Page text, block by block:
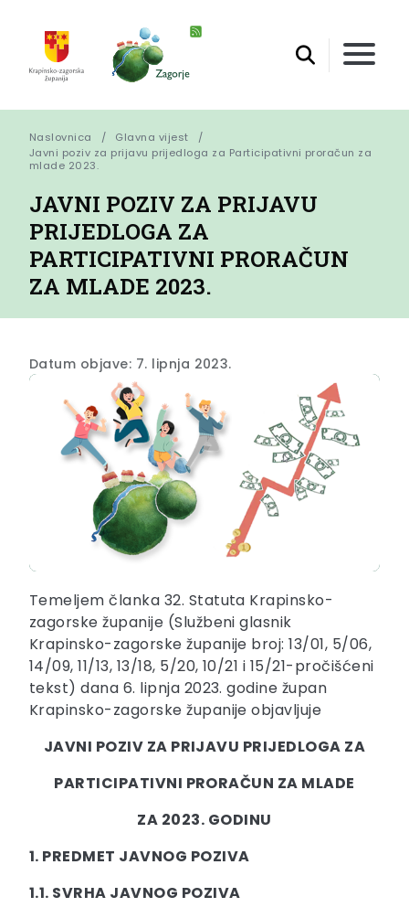
Naslovnica
Glavna vijest
Javni poziv za prijavu prijedloga za Participativni proračun za
mlade 2023.
JAVNI POZIV ZA PRIJAVU
PRIJEDLOGA ZA
PARTICIPATIVNI PRORAČUN
ZA MLADE 2023.
Datum objave: 7. lipnja 2023.
Temeljem članka 32. Statuta Krapinsko-
zagorske županije (Službeni glasnik
Krapinsko-zagorske županije broj: 13/01, 5/06,
14/09, 11/13, 13/18, 5/20, 10/21 i 15/21-pročišćeni
tekst) dana 6. lipnja 2023. godine župan
Krapinsko-zagorske županije objavljuje
JAVNI POZIV ZA PRIJAVU PRIJEDLOGA ZA
PARTICIPATIVNI PRORAČUN ZA MLADE
ZA 2023. GODINU
1. PREDMET JAVNOG POZIVA
1.1. SVRHA JAVNOG POZIVA